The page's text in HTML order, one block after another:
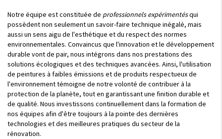
Notre équipe est constituée de professionnels expérimentésqui
possèdent non seulement un savoir-faire technique inégalé, mais
aussi un sens aigu de l'esthétique et du respect des normes
environnementales. Convaincus que l'innovation et le développement
durable vont de pair, nous intégrons dans nos prestations des
solutions écologiques et des techniques avancées. Ainsi, l'utilisation
de peintures à faibles émissions et de produits respectueux de
l'environnement témoigne de notre volonté de contribuer à la
protection de la planète, tout en garantissant une finition durable et
de qualité. Nous investissons continuellement dans la formation de
nos équipes afin d'être toujours à la pointe des dernières
technologies et des meilleures pratiques du secteur de la
rénovation.